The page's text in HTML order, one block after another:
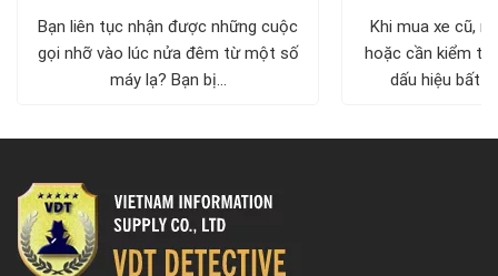
Bạn liên tục nhận được những cuộc
gọi nhỡ vào lúc nửa đêm từ một số
máy lạ? Bạn bị...
Khi mua xe cũ,
hoặc cần kiểm
dấu hiệu bất